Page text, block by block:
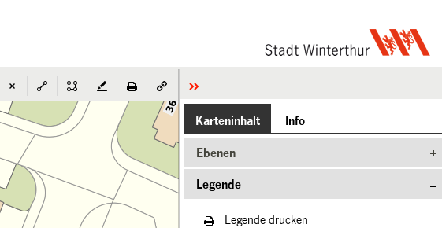
Karteninhalt Info
Ebenen
Legende
Legende drucken